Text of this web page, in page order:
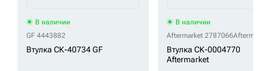
В наличии
GF 4443882
Втулка СК-40734 GF
В наличии
Aftermarket 2787066
Втулка СК-0004770
Aftermarket